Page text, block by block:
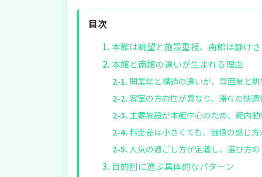
目次
本館は眺望と施設重視、南館は静け
本館と南館の違いが生まれる理由
開業年と構造の違いが、雰囲気と
客室の方向性が異なり、滞在の快
主要施設が本館中心のため、館内
料金差は小さくても、価値の感じ
人気の過ごし方が定着し、選び方
目的別に選ぶ具体的なパターン